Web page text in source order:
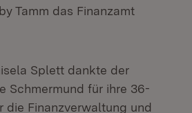
Tamm das Finanzamt
Splett dankte der
Schmermund für ihre 36-
die Finanzverwaltung und